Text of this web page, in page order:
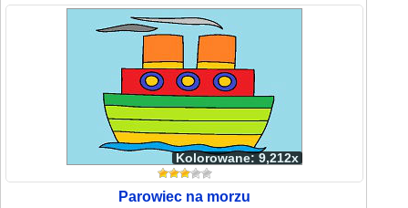
Kolorowane: 9,212x
Parowiec na morzu